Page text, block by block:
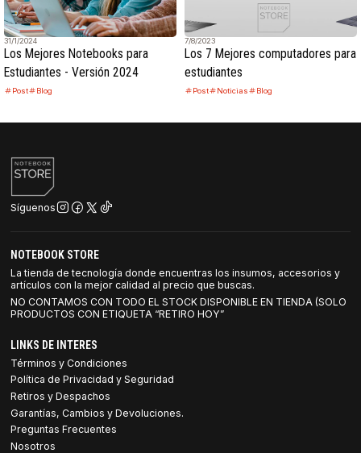
31/1/2024
Los Mejores Notebooks para
Estudiantes - Versión 2024
Post Blog
7/8/2023
Los 7 Mejores computadores para
estudiantes
Post Noticias Blog
Síguenos
NOTEBOOK STORE
La tienda de tecnología donde encuentras los insumos, accesorios y
artículos con la mejor calidad al precio que buscas.
NO CONTAMOS CON TODO EL STOCK DISPONIBLE EN TIENDA (SOLO
PRODUCTOS CON ETIQUETA “RETIRO HOY”
LINKS DE INTERES
Términos y Condiciones
Política de Privacidad y Seguridad
Retiros y Despachos
Garantías, Cambios y Devoluciones.
Preguntas Frecuentes
Nosotros